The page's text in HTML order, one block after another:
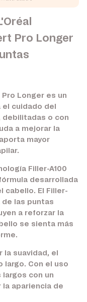
Pro Longer
Longer es un
cuidado del
debilitadas o con
a mejorar la
mayor
Filler-A100
desarrollada
cabello. El Filler-
de las puntas
a reforzar la
se sienta más
la suavidad, el
largo. Con el uso
con un
la apariencia de